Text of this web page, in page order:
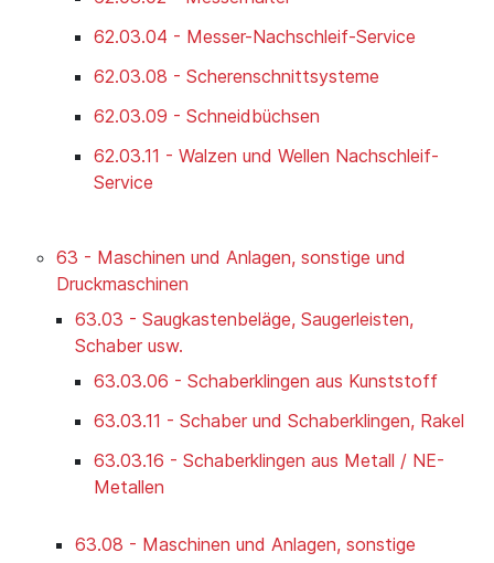
62.03.04 - Messer-Nachschleif-Service
62.03.08 - Scherenschnittsysteme
62.03.09 - Schneidbüchsen
62.03.11 - Walzen und Wellen Nachschleif-
Service
63 - Maschinen und Anlagen, sonstige und
Druckmaschinen
63.03 - Saugkastenbeläge, Saugerleisten,
Schaber usw.
63.03.06 - Schaberklingen aus Kunststoff
63.03.11 - Schaber und Schaberklingen, Rakel
63.03.16 - Schaberklingen aus Metall / NE-
Metallen
63.08 - Maschinen und Anlagen, sonstige